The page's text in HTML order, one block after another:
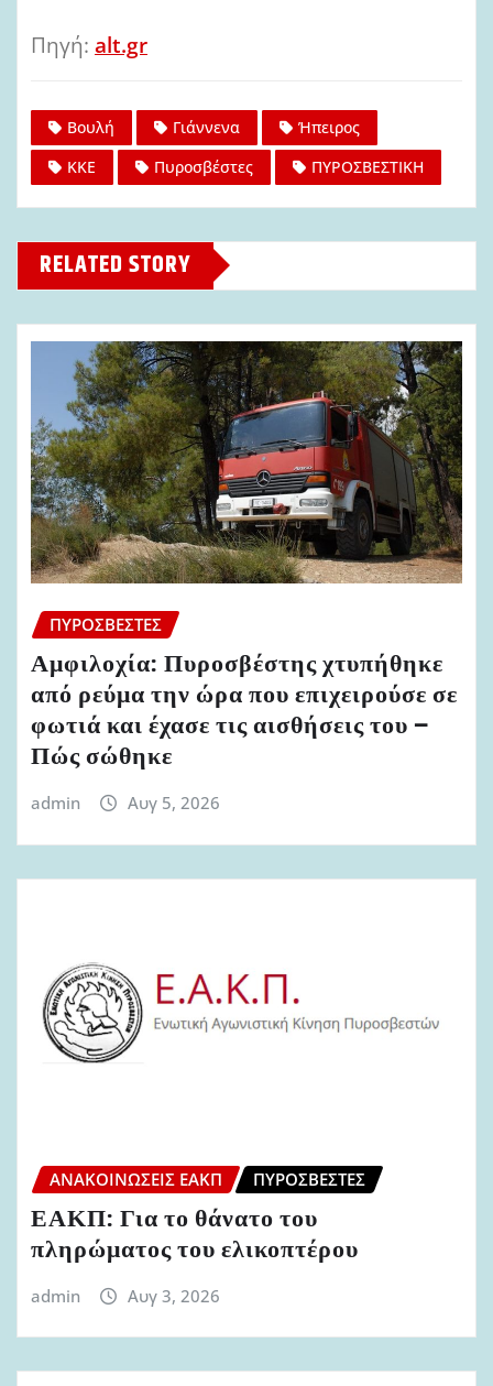
Πηγή: alt.gr
Βουλή Γιάννενα
Ήπειρος
ΚΚΕ
Πυροσβέστες ΠΥΡΟΣΒΕΣΤΙΚΗ
RELATED STORY
ΠΥΡΟΣΒΈΣΤΕΣ
Αμφιλοχία: Πυροσβέστης χτυπήθηκε
από ρεύμα την ώρα που επιχειρούσε σε
φωτιά και έχασε τις αισθήσεις του –
Πώς σώθηκε
admin Αυγ 5, 2026
ΑΝΑΚΟΙΝΏΣΕΙΣ ΕΑΚΠ ΠΥΡΟΣΒΈΣΤΕΣ
ΕΑΚΠ: Για το θάνατο του
πληρώματος του ελικοπτέρου
admin Αυγ 3, 2026